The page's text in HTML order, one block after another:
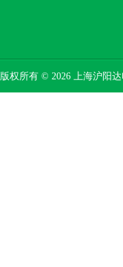
版权所有 © 2026 上海沪阳达